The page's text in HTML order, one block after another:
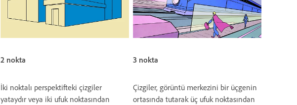
2 nokta
İki noktalı perspektifteki çizgiler
yataydır veya iki ufuk noktasından
3 nokta
Çizgiler, görüntü merkezini bir üçgenin
ortasında tutarak üç ufuk noktasından